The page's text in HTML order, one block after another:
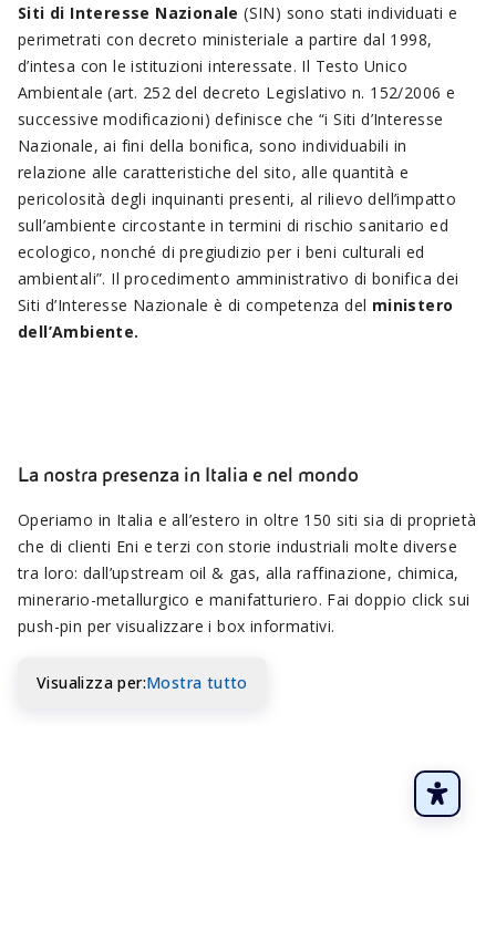
Siti di Interesse Nazionale (SIN) sono stati individuati e
perimetrati con decreto ministeriale a partire dal 1998,
d’intesa con le istituzioni interessate. Il Testo Unico
Ambientale (art. 252 del decreto Legislativo n. 152/2006 e
successive modificazioni) definisce che “i Siti d’Interesse
Nazionale, ai fini della bonifica, sono individuabili in
relazione alle caratteristiche del sito, alle quantità e
pericolosità degli inquinanti presenti, al rilievo dell’impatto
sull’ambiente circostante in termini di rischio sanitario ed
ecologico, nonché di pregiudizio per i beni culturali ed
ambientali”. Il procedimento amministrativo di bonifica dei
Siti d’Interesse Nazionale è di competenza del ministero
dell’Ambiente.
La nostra presenza in Italia e nel mondo
Operiamo in Italia e all’estero in oltre 150 siti sia di proprietà
che di clienti Eni e terzi con storie industriali molte diverse
tra loro: dall’upstream oil & gas, alla raffinazione, chimica,
minerario-metallurgico e manifatturiero. Fai doppio click sui
push-pin per visualizzare i box informativi.
Visualizza per:Mostra tutto